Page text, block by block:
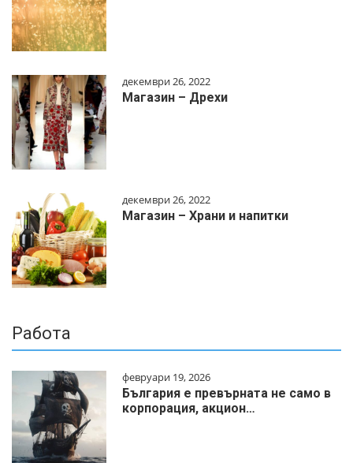
декември 26, 2022
Магазин – Дрехи
декември 26, 2022
Магазин – Храни и напитки
Работа
февруари 19, 2026
България е превърната не само в
корпорация, акцион…